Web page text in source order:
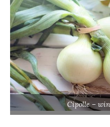
Cipolle –